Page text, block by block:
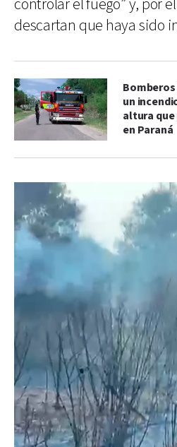
controlar el fuego” y, por
descartan que haya sido
un
altura que
en Paraná